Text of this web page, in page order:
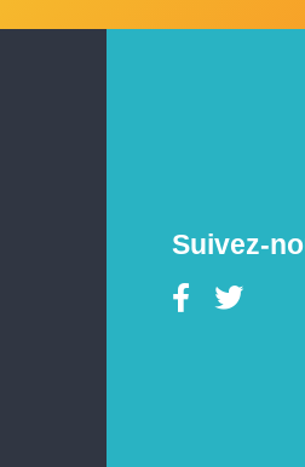
Suivez-